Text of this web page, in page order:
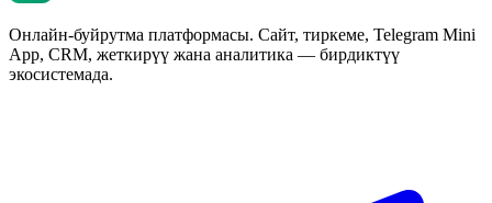
Онлайн-буйрутма платформасы. Сайт, тиркеме, Telegram Mini
App, CRM, жеткирүү жана аналитика — бирдиктүү
экосистемада.